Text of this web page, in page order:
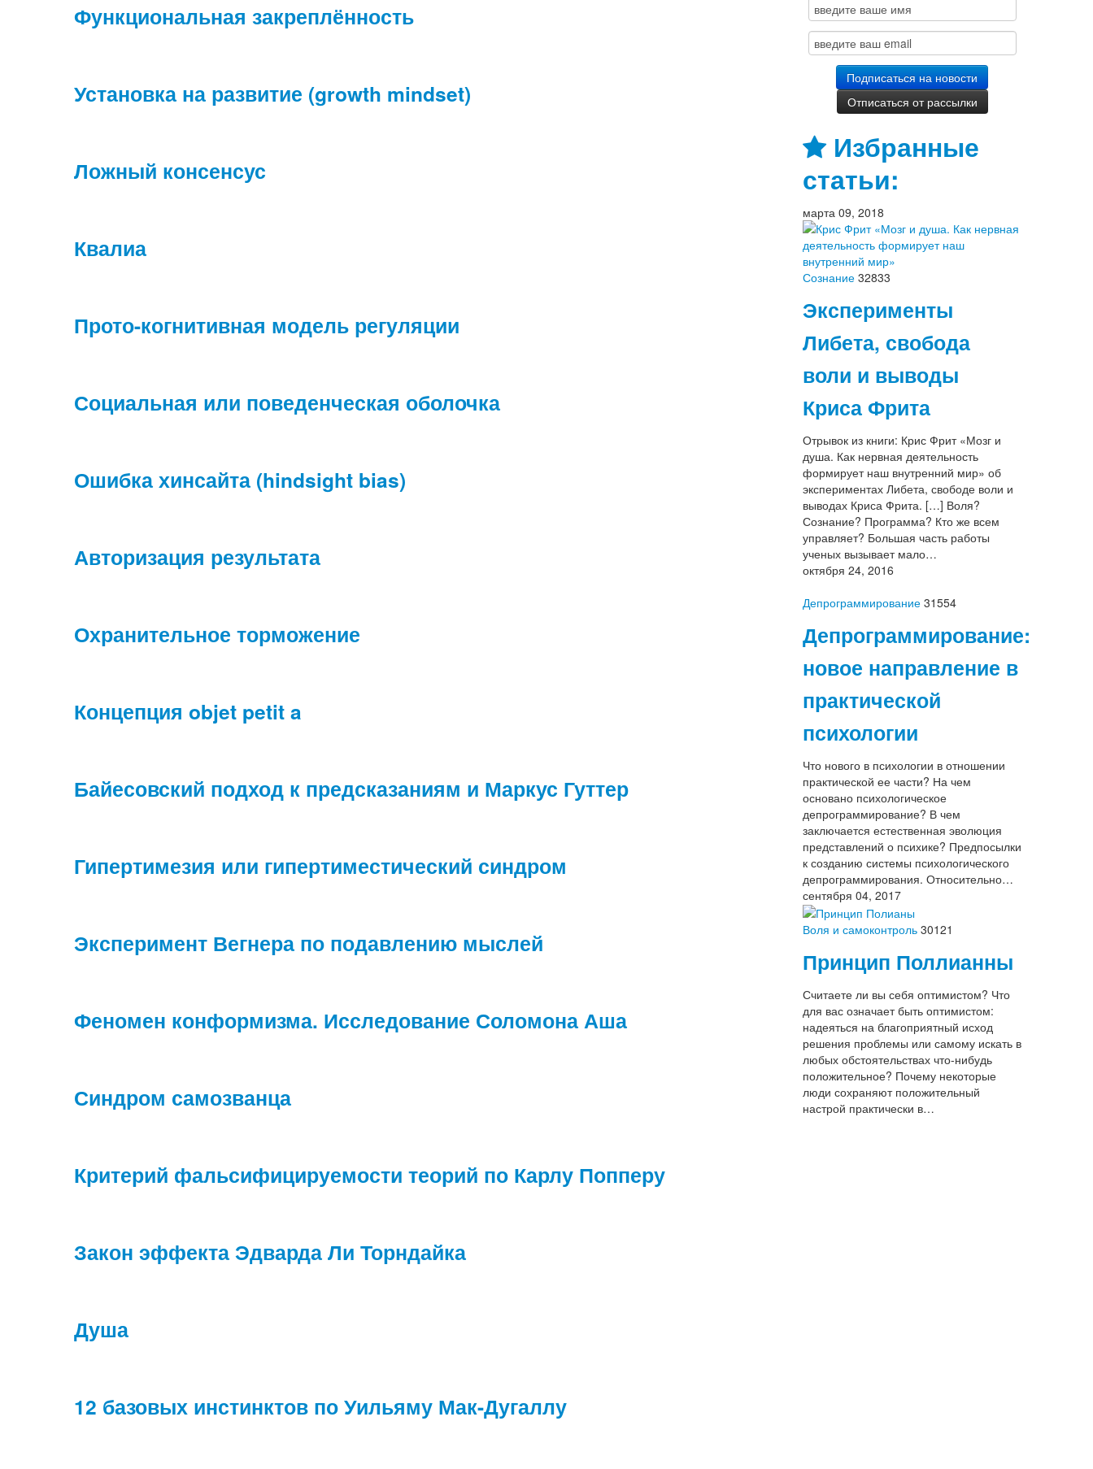
Функциональная закреплённость
Установка на развитие (growth mindset)
Ложный консенсус
Квалиа
Прото-когнитивная модель регуляции
Социальная или поведенческая оболочка
Ошибка хинсайта (hindsight bias)
Авторизация результата
Охранительное торможение
Концепция objet petit a
Байесовский подход к предсказаниям и Маркус Гуттер
Гипертимезия или гипертиместический синдром
Эксперимент Вегнера по подавлению мыслей
Феномен конформизма. Исследование Соломона Аша
Синдром самозванца
Критерий фальсифицируемости теорий по Карлу Попперу
Закон эффекта Эдварда Ли Торндайка
Душа
12 базовых инстинктов по Уильяму Мак-Дугаллу
Избранные
статьи:
марта 09, 2018
Сознание 32833
Эксперименты
Либета, свобода
воли и выводы
Криса Фрита
Отрывок из книги: Крис Фрит «Мозг и
душа. Как нервная деятельность
формирует наш внутренний мир» об
экспериментах Либета, свободе воли и
выводах Криса Фрита. […] Воля?
Сознание? Программа? Кто же всем
управляет? Большая часть работы
ученых вызывает мало…
октября 24, 2016
Депрограммирование 31554
Депрограммирование:
новое направление в
практической
психологии
Что нового в психологии в отношении
практической ее части? На чем
основано психологическое
депрограммирование? В чем
заключается естественная эволюция
представлений о психике? Предпосылки
к созданию системы психологического
депрограммирования. Относительно…
сентября 04, 2017
Воля и самоконтроль 30121
Принцип Поллианны
Считаете ли вы себя оптимистом? Что
для вас означает быть оптимистом:
надеяться на благоприятный исход
решения проблемы или самому искать в
любых обстоятельствах что-нибудь
положительное? Почему некоторые
люди сохраняют положительный
настрой практически в…